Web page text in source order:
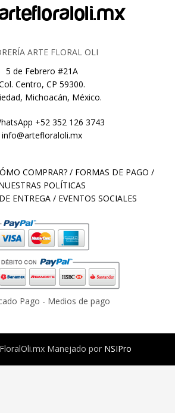
ARTE FLORAL OLI
5 de Febrero #21A
Centro, CP 59300.
Michoacán, México.
+52 352 126 3743
info@artefloraloli.mx
COMPRAR? / FORMAS DE PAGO /
POLÍTICAS
ENTREGA / EVENTOS SOCIALES
Manejado por NSIPro